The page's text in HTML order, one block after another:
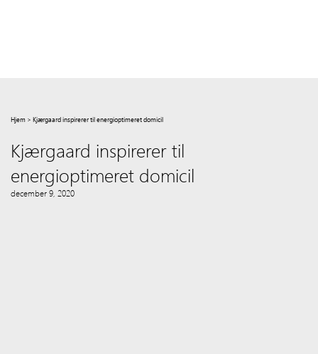
Hjem > Kjærgaard inspirerer til energioptimeret domicil
Kjærgaard inspirerer til
energioptimeret domicil
december 9, 2020